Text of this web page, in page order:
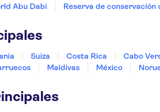
Abu Dabi
Reserva de
Suiza Costa Rica Cabo
Maldivas México